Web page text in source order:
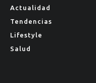
Actualidad
Tendencias
Lifestyle
Salud